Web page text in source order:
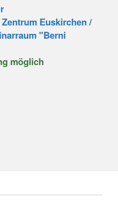
Euskirchen /
"Berni
möglich